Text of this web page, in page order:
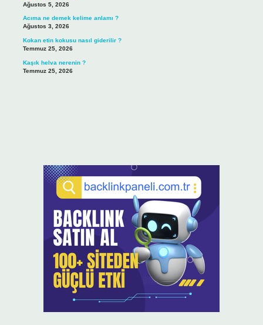
Ağustos 5, 2026
Acıma ne demek kelime anlamı ?
Ağustos 3, 2026
Kokan etin kokusu nasıl giderilir ?
Temmuz 25, 2026
Kaşık helva nerenin ?
Temmuz 25, 2026